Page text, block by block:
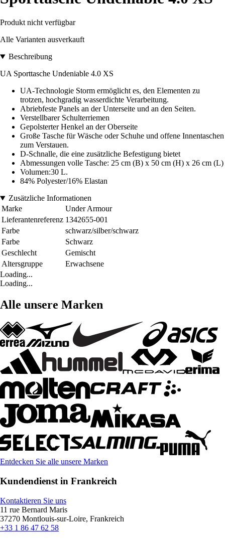
Produkt nicht verfügbar
Alle Varianten ausverkauft
Beschreibung
UA Sporttasche Undeniable 4.0 XS
UA-Technologie Storm ermöglicht es, den Elementen zu
trotzen, hochgradig wasserdichte Verarbeitung.
Abriebfeste Panels an der Unterseite und an den Seiten.
Verstellbarer Schulterriemen
Gepolsterter Henkel an der Oberseite
Große Tasche für Wäsche oder Schuhe und offene Innentaschen
zum Verstauen.
D-Schnalle, die eine zusätzliche Befestigung bietet
Abmessungen volle Tasche: 25 cm (B) x 50 cm (H) x 26 cm (L)
Volumen:30 L.
84% Polyester/16% Elastan
Zusätzliche Informationen
Marke
Under Armour
Lieferantenreferenz 1342655-001
Farbe
schwarz/silber/schwarz
Farbe
Schwarz
Geschlecht
Gemischt
Altersgruppe
Erwachsene
Loading...
Loading...
Alle unsere Marken
Entdecken Sie alle unsere Marken
Kundendienst in Frankreich
Kontaktieren Sie uns
11 rue Bernard Maris
37270 Montlouis-sur-Loire, Frankreich
+33 1 86 47 62 58